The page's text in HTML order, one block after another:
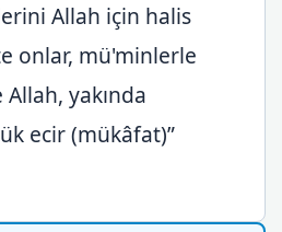
Allah için halis
onlar, mü'minlerle
yakında
ecir (mükâfat)”